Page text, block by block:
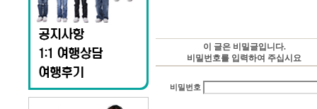
이 글은 비밀글입니다.
비밀번호를 입력하여 주십시요
비밀번호